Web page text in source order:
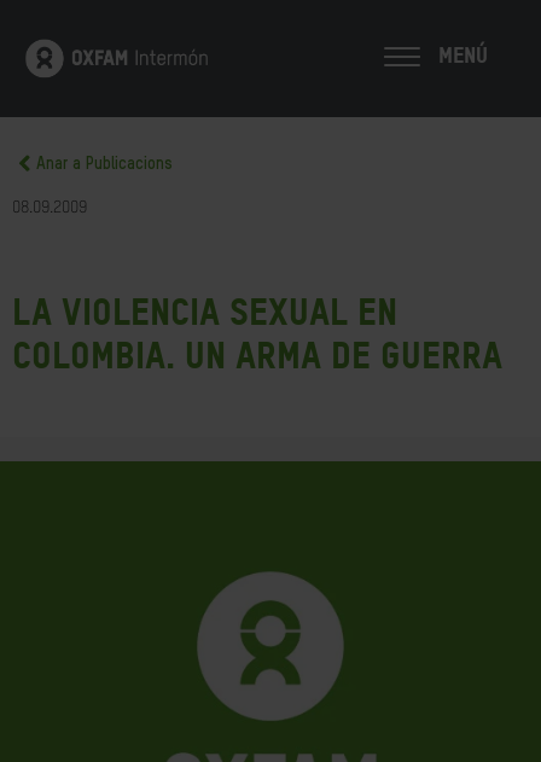
MENÚ
Anar a Publicacions
08.09.2009
La violencia sexual en
Colombia. Un arma de guerra